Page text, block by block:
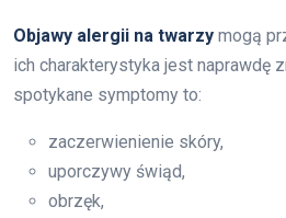
Objawy alergii na twarzy mogą
ich charakterystyka jest naprawdę
spotykane symptomy to:
zaczerwienienie skóry,
uporczywy świąd,
obrzęk,